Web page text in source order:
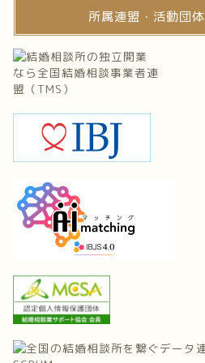
所属連盟・活動団体